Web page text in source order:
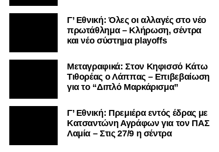
Γ’ Εθνική: Όλες οι αλλαγές στο νέο
πρωτάθλημα – Κλήρωση, σέντρα
και νέο σύστημα playoffs
Μεταγραφικά: Στον Κηφισσό Κάτω
Τιθορέας ο Λάππας – Επιβεβαίωση
για το “Διπλό Μαρκάρισμα”
Γ’ Εθνική: Πρεμιέρα εντός έδρας με
Κατσαντώνη Αγράφων για τον ΠΑΣ
Λαμία – Στις 27/9 η σέντρα